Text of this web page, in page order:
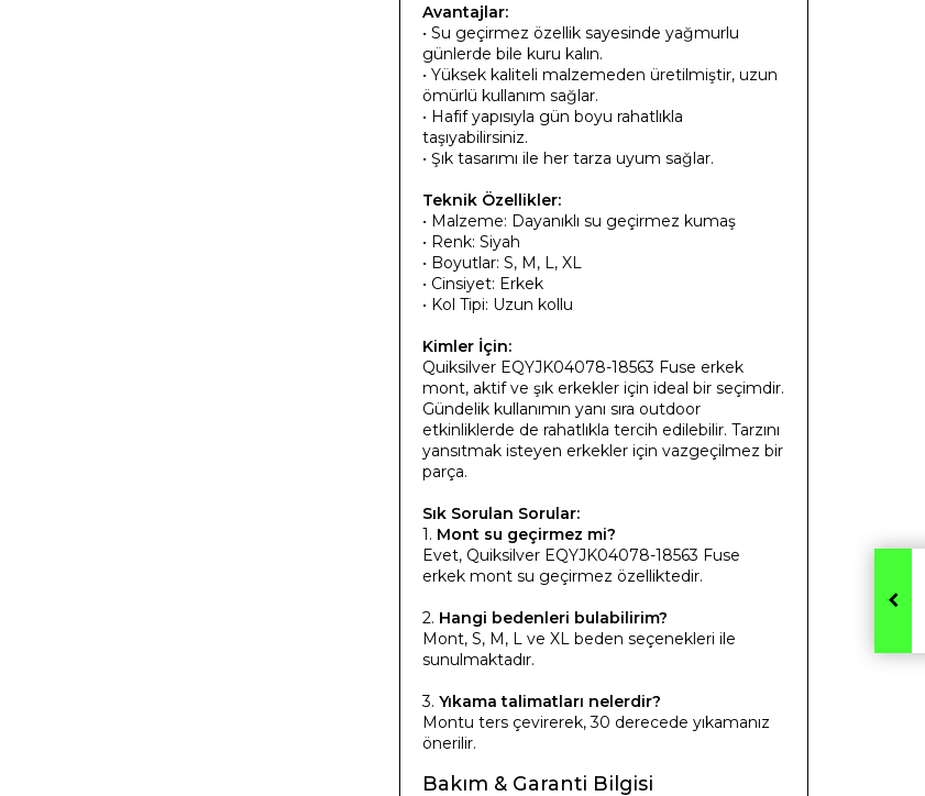
Avantajlar:
• Su geçirmez özellik sayesinde yağmurlu
günlerde bile kuru kalın.
• Yüksek kaliteli malzemeden üretilmiştir, uzun
ömürlü kullanım sağlar.
• Hafif yapısıyla gün boyu rahatlıkla
taşıyabilirsiniz.
• Şık tasarımı ile her tarza uyum sağlar.
Teknik Özellikler:
• Malzeme: Dayanıklı su geçirmez kumaş
• Renk: Siyah
• Boyutlar: S, M, L, XL
• Cinsiyet: Erkek
• Kol Tipi: Uzun kollu
Kimler İçin:
Quiksilver EQYJK04078-18563 Fuse erkek
mont, aktif ve şık erkekler için ideal bir seçimdir.
Gündelik kullanımın yanı sıra outdoor
etkinliklerde de rahatlıkla tercih edilebilir. Tarzını
yansıtmak isteyen erkekler için vazgeçilmez bir
parça.
Sık Sorulan Sorular:
1. Mont su geçirmez mi?
Evet, Quiksilver EQYJK04078-18563 Fuse
erkek mont su geçirmez özelliktedir.
2. Hangi bedenleri bulabilirim?
Mont, S, M, L ve XL beden seçenekleri ile
sunulmaktadır.
3. Yıkama talimatları nelerdir?
Montu ters çevirerek, 30 derecede yıkamanız
önerilir.
Bakım & Garanti Bilgisi